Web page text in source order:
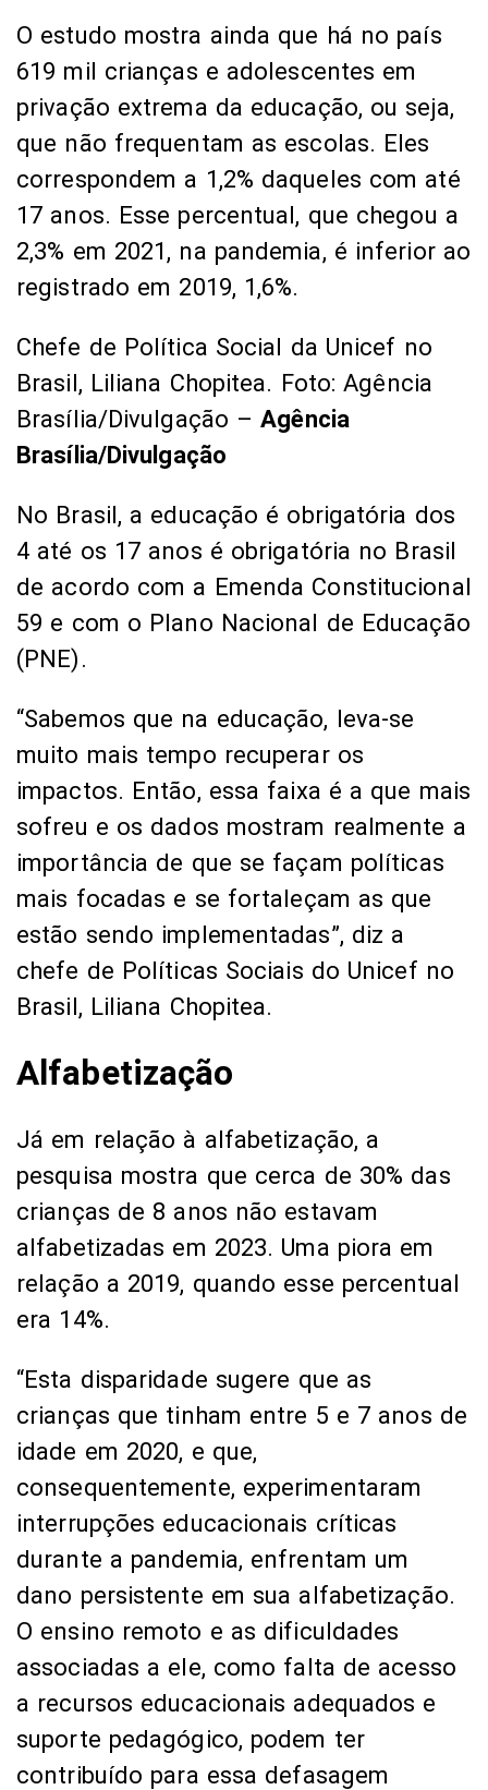
O estudo mostra ainda que há no país
619 mil crianças e adolescentes em
privação extrema da educação, ou seja,
que não frequentam as escolas. Eles
correspondem a 1,2% daqueles com até
17 anos. Esse percentual, que chegou a
2,3% em 2021, na pandemia, é inferior ao
registrado em 2019, 1,6%.
Chefe de Política Social da Unicef no
Brasil, Liliana Chopitea. Foto: Agência
Brasília/Divulgação –Agência
Brasília/Divulgação
No Brasil, a educação é obrigatória dos
4 até os 17 anos é obrigatória no Brasil
de acordo com a Emenda Constitucional
59 e com o Plano Nacional de Educação
(PNE).
“Sabemos que na educação, leva-se
muito mais tempo recuperar os
impactos. Então, essa faixa é a que mais
sofreu e os dados mostram realmente a
importância de que se façam políticas
mais focadas e se fortaleçam as que
estão sendo implementadas”, diz a
chefe de Políticas Sociais do Unicef no
Brasil, Liliana Chopitea.
Alfabetização
Já em relação à alfabetização, a
pesquisa mostra que cerca de 30% das
crianças de 8 anos não estavam
alfabetizadas em 2023. Uma piora em
relação a 2019, quando esse percentual
era 14%.
“Esta disparidade sugere que as
crianças que tinham entre 5 e 7 anos de
idade em 2020, e que,
consequentemente, experimentaram
interrupções educacionais críticas
durante a pandemia, enfrentam um
dano persistente em sua alfabetização.
O ensino remoto e as dificuldades
associadas a ele, como falta de acesso
a recursos educacionais adequados e
suporte pedagógico, podem ter
contribuído para essa defasagem